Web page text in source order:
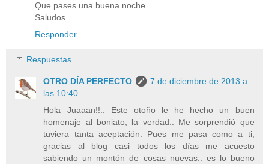
Que pases una buena noche.
Saludos
Responder
Respuestas
OTRO DÍA PERFECTO
7 de diciembre de 2013 a
las 10:40
Hola Juaaan!!.. Este otoño le he hecho un buen
homenaje al boniato, la verdad.. Me sorprendió que
tuviera tanta aceptación. Pues me pasa como a ti,
gracias al blog casi todos los días me acuesto
sabiendo un montón de cosas nuevas.. es lo bueno